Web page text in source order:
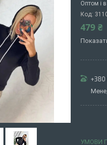
Оптом і
Код:
479 ₴